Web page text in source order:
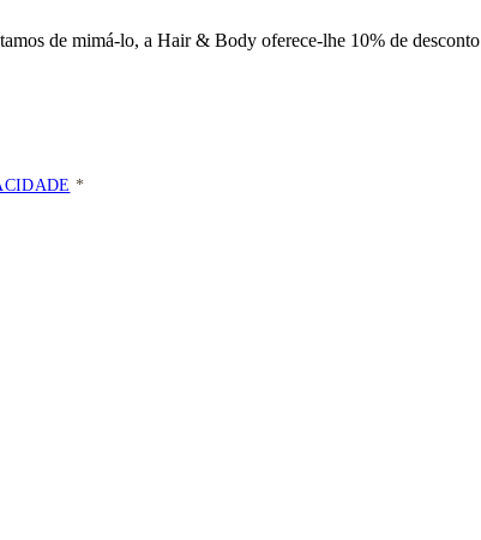
de mimá-lo, a Hair & Body oferece-lhe 10% de desconto